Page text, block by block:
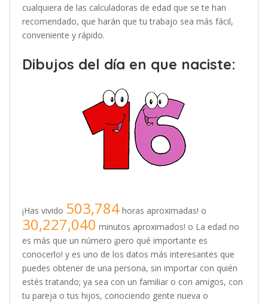
cualquiera de las calculadoras de edad que se te han
recomendado, que harán que tu trabajo sea más fácil,
conveniente y rápido.
Dibujos del día en que naciste:
¡Has vivido 503,784 horas aproximadas! o
30,227,040 minutos aproximados! o La edad no
es más que un número ¡pero qué importante es
conocerlo! y es uno de los datos más interesantes que
puedes obtener de una persona, sin importar con quién
estés tratando; ya sea con un familiar o con amigos, con
tu pareja o tus hijos, conociendo gente nueva o